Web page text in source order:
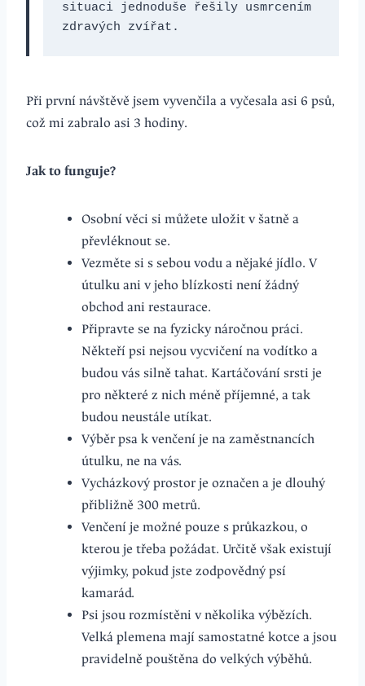
situaci jednoduše řešily usmrcením
zdravých zvířat.
Při první návštěvě jsem vyvenčila a vyčesala asi 6 psů,
což mi zabralo asi 3 hodiny.
Jak to funguje?
Osobní věci si můžete uložit v šatně a
převléknout se.
Vezměte si s sebou vodu a nějaké jídlo. V
útulku ani v jeho blízkosti není žádný
obchod ani restaurace.
Připravte se na fyzicky náročnou práci.
Někteří psi nejsou vycvičení na vodítko a
budou vás silně tahat. Kartáčování srsti je
pro některé z nich méně příjemné, a tak
budou neustále utíkat.
Výběr psa k venčení je na zaměstnancích
útulku, ne na vás.
Vycházkový prostor je označen a je dlouhý
přibližně 300 metrů.
Venčení je možné pouze s průkazkou, o
kterou je třeba požádat. Určitě však existují
výjimky, pokud jste zodpovědný psí
kamarád.
Psi jsou rozmístěni v několika výbězích.
Velká plemena mají samostatné kotce a jsou
pravidelně pouštěna do velkých výběhů.